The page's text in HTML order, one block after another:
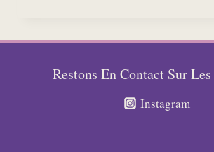
BACH
Restons En Contact Sur Les
Instagram